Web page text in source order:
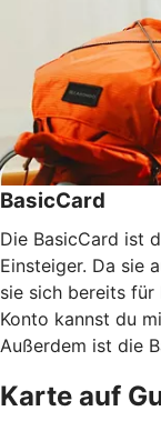
BasicCard
Die BasicCard ist
Einsteiger. Da sie
sie sich bereits
Konto kannst du
Außerdem ist die
Karte auf